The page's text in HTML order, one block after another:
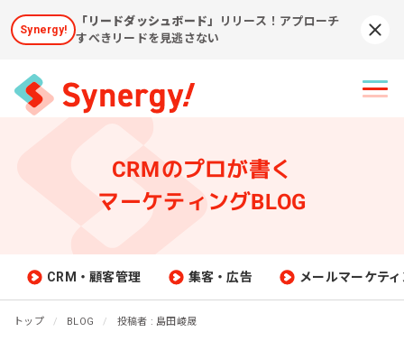
Synergy!
「リードダッシュボード」
リリース！アプローチ
すべきリードを見逃さない
CRMのプロが書く
マーケティングBLOG
CRM・顧客管理 集客・広告 メールマーケテ
トップ BLOG 投稿者 : 島田崚晟